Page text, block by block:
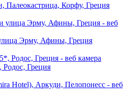
Корфу, Греция
Эрму, Афины, Греция
Родос, Греция